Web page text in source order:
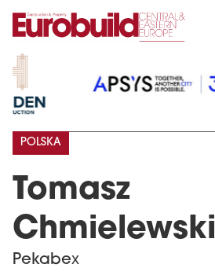
Tomasz
Chmielewski
Pekabex
POLSKA